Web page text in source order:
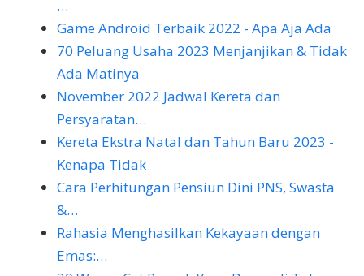
…
Game Android Terbaik 2022 - Apa Aja Ada
70 Peluang Usaha 2023 Menjanjikan & Tidak
Ada Matinya
November 2022 Jadwal Kereta dan
Persyaratan…
Kereta Ekstra Natal dan Tahun Baru 2023 -
Kenapa Tidak
Cara Perhitungan Pensiun Dini PNS, Swasta
&…
Rahasia Menghasilkan Kekayaan dengan
Emas:…